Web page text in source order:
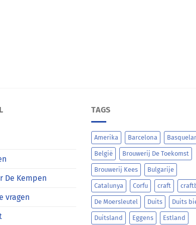
De Kempen
vragen
TAGS
Amerika Barcelona
België Brouwerij De Toekomst
Brouwerij Kees Bulgarije
Catalunya Corfu craft
De Moersleutel Duits Duits
Duitsland Eggens Estland